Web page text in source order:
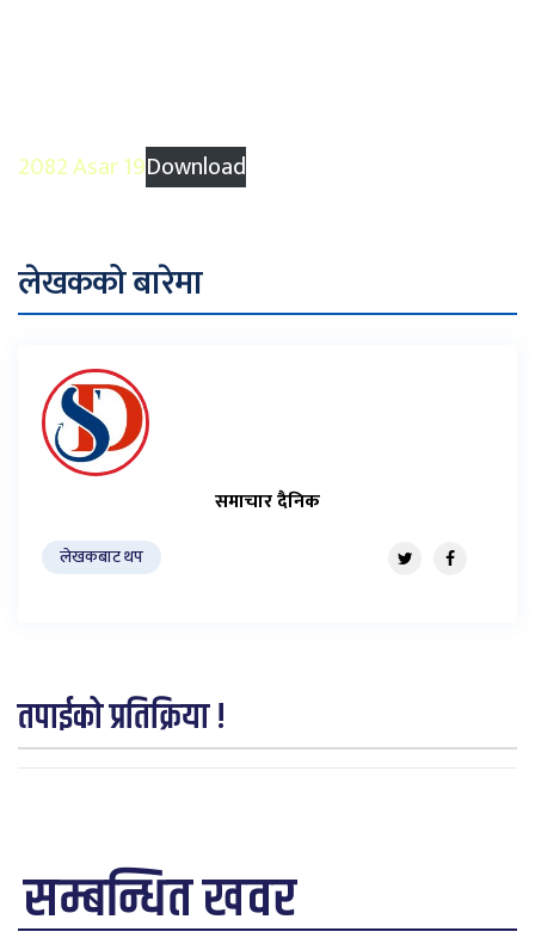
2082 Asar 19Download
लेखकको बारेमा
समाचार दैनिक
लेखकबाट थप
तपाईको प्रतिक्रिया !
सम्बन्धित खवर